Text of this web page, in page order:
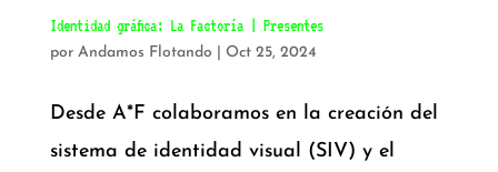
Identidad gráfica: La Factoría | Presentes
por Andamos Flotando Oct 25, 2024
Desde A*F colaboramos en la creación del
sistema de identidad visual (SIV) y el